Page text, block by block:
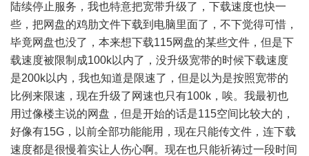
陆续停止服务，我也特意把宽带升级了，下载速度也快一
些，把网盘的鸡肋文件下载到电脑里面了，不下觉得可惜，
毕竟网盘也没了，本来想下载115网盘的某些文件，但是下
载速度被限制成100k以内了，没升级宽带的时候下载速度
是200k以内，我也知道是限速了，但是以为是按照宽带的
比例来限速，现在升级了网速也只有100k，唉。我最初也
用过像楼主说的网盘，但是开始的话是115空间比较大的，
好像有15G，以前全部功能能用，现在只能传文件，连下载
速度都是很慢着实让人伤心啊。现在也只能祈祷过一段时间